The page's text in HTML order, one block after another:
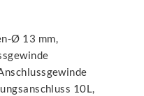
Ø 13 mm,
10L,